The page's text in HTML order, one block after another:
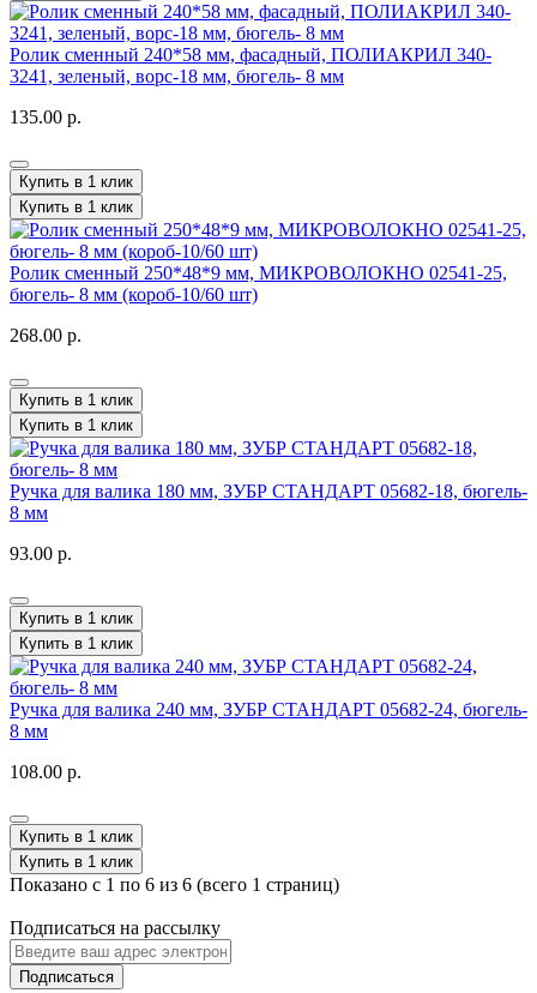
Ролик сменный 240*58 мм, фасадный, ПОЛИАКРИЛ 340-
3241, зеленый, ворс-18 мм, бюгель- 8 мм
135.00 р.
Купить в 1 клик
Купить в 1 клик
Ролик сменный 250*48*9 мм, МИКРОВОЛОКНО 02541-25,
бюгель- 8 мм (короб-10/60 шт)
268.00 р.
Купить в 1 клик
Купить в 1 клик
Ручка для валика 180 мм, ЗУБР СТАНДАРТ 05682-18, бюгель-
8 мм
93.00 р.
Купить в 1 клик
Купить в 1 клик
Ручка для валика 240 мм, ЗУБР СТАНДАРТ 05682-24, бюгель-
8 мм
108.00 р.
Купить в 1 клик
Купить в 1 клик
Показано с 1 по 6 из 6 (всего 1 страниц)
Подписаться на рассылку
Подписаться